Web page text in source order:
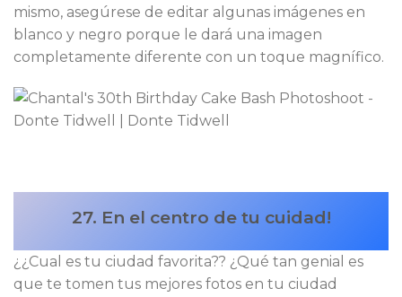
mismo, asegúrese de editar algunas imágenes en
blanco y negro porque le dará una imagen
completamente diferente con un toque magnífico.
27. En el centro de tu cuidad!
¿¿Cual es tu ciudad favorita?? ¿Qué tan genial es
que te tomen tus mejores fotos en tu ciudad